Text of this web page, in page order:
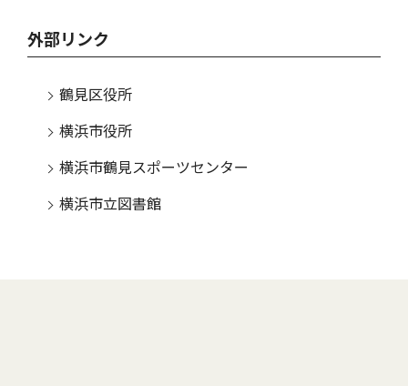
外部リンク
鶴見区役所
横浜市役所
横浜市鶴見スポーツセンター
横浜市立図書館